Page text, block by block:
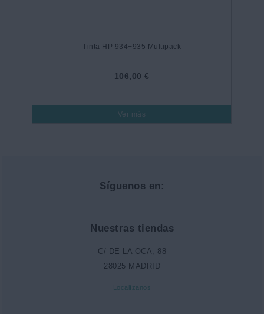
Tinta HP 934+935 Multipack
106,00 €
Ver más
Síguenos en:
Nuestras tiendas
C/ DE LA OCA, 88
28025 MADRID
Localízanos